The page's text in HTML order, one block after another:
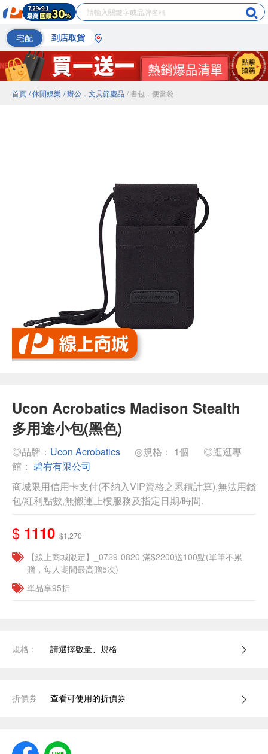
宅配 到店取貨
首頁 / 休閒娛樂 / 辦公．文具節慶品 / 書包．便當袋
Ucon Acrobatics Madison Stealth
多用途小包(黑色)
◎品牌： Ucon Acrobatics ◎規格： 1個
◎逛逛專
館： 碧宥有限公司
商城限用信用卡支付(不納入VIP資格之累積計算),無法用錢
包/紅利點數,無搬運上樓服務及指定日期/時間.
$ 1110 $1,270
【線上商城限定】_0729-0820 滿$2200送100點(單筆不累
贈，每人期間最高贈5次)
單品享95折
規格： 請選擇數量、規格
折價券 查看可使用的折價券